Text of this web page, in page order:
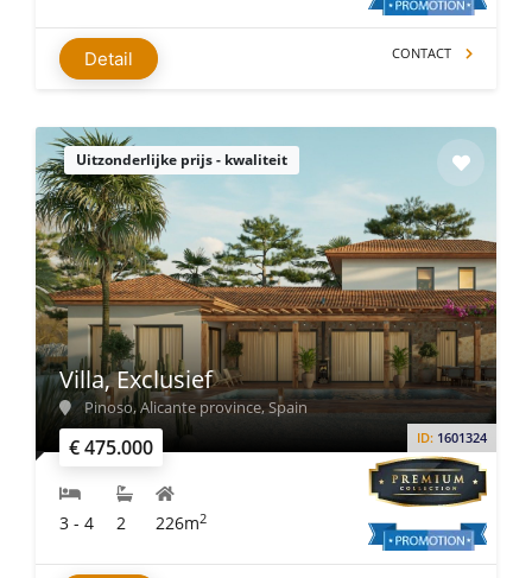
Detail CONTACT
Uitzonderlijke prijs - kwaliteit
€ 475.000 ID: 1601324
Villa, Exclusief
Pinoso, Alicante province, Spain
3 - 4 2 226m2